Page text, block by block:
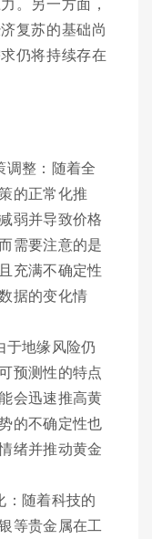
复苏的基础尚
仍将持续存在
调整：随着全
的正常化推
弱并导致价格
需要注意的是
充满不确定性
据的变化情
于地缘风险仍
预测性的特点
会迅速推高黄
的不确定性也
绪并推动黄金
：随着科技的
等贵金属在工